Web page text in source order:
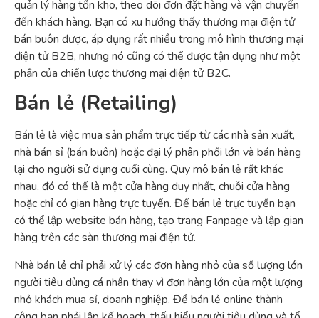
quản lý hàng tồn kho, theo dõi đơn đặt hàng và vận chuyển
đến khách hàng. Bạn có xu hướng thấy thương mại điện tử
bán buôn được, áp dụng rất nhiều trong mô hình thương mại
điện tử B2B, nhưng nó cũng có thể được tận dụng như một
phần của chiến lược thương mại điện tử B2C.
Bán lẻ (Retailing)
Bán lẻ là việc mua sản phẩm trực tiếp từ các nhà sản xuất,
nhà bán sỉ (bán buôn) hoặc đại lý phân phối lớn và bán hàng
lại cho người sử dụng cuối cùng. Quy mô bán lẻ rất khác
nhau, đó có thể là một cửa hàng duy nhất, chuỗi cửa hàng
hoặc chỉ có gian hàng trực tuyến. Để bán lẻ trực tuyến bạn
có thể lập website bán hàng, tạo trang Fanpage và lập gian
hàng trên các sàn thương mại điện tử.
Nhà bán lẻ chỉ phải xử lý các đơn hàng nhỏ của số lượng lớn
người tiêu dùng cá nhân thay vì đơn hàng lớn của một lượng
nhỏ khách mua sỉ, doanh nghiệp. Để bán lẻ online thành